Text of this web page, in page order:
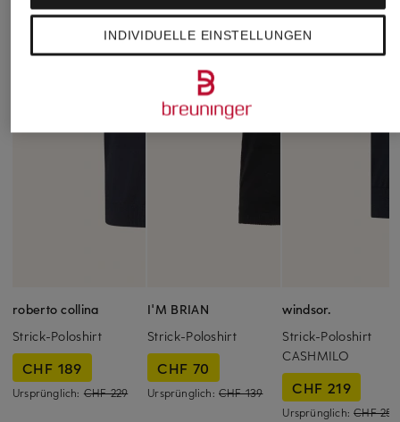
roberto collina
Strick-Poloshirt
CHF 189
Ursprünglich: CHF 229
I'M BRIAN
Strick-Poloshirt
CHF 70
Ursprünglich: CHF 139
windsor.
Strick-Poloshirt
CASHMILO
CHF 219
Ursprünglich:CHF 259
INDIVIDUELLE EINSTELLUNGEN